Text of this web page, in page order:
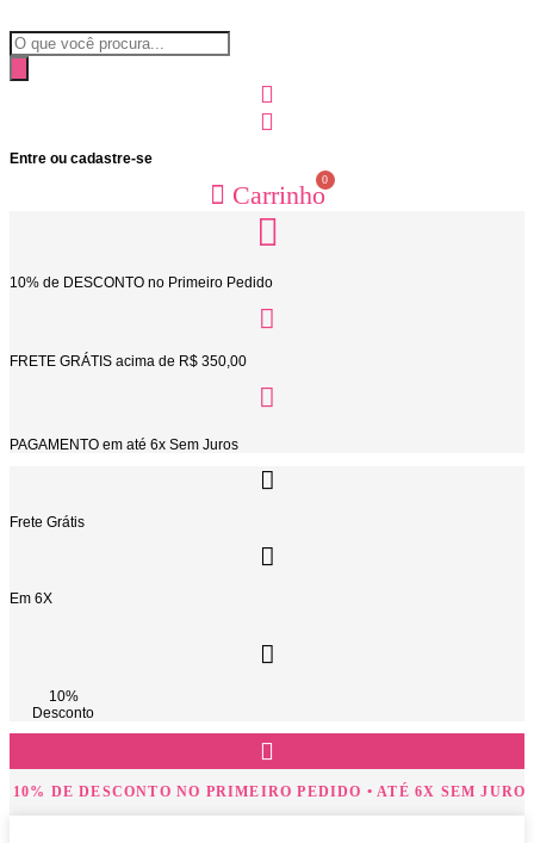
para
o
conteúdo
Pesquisar
produtos
Entre ou cadastre-se
0
Carrinho
10% de DESCONTO no Primeiro Pedido
FRETE GRÁTIS acima de R$ 350,00
PAGAMENTO em até 6x Sem Juros
Frete Grátis
Em 6X
10%
Desconto
DE DESCONTO NO PRIMEIRO PEDIDO • ATÉ 6X SEM JUROS!